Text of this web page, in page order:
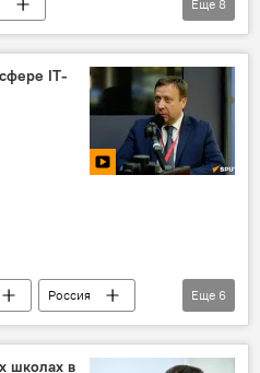
ВУЗ
Казахстан
Еще 8
IT-
Россия
МУЛЬТИМЕДИА
Еще 6
школах в